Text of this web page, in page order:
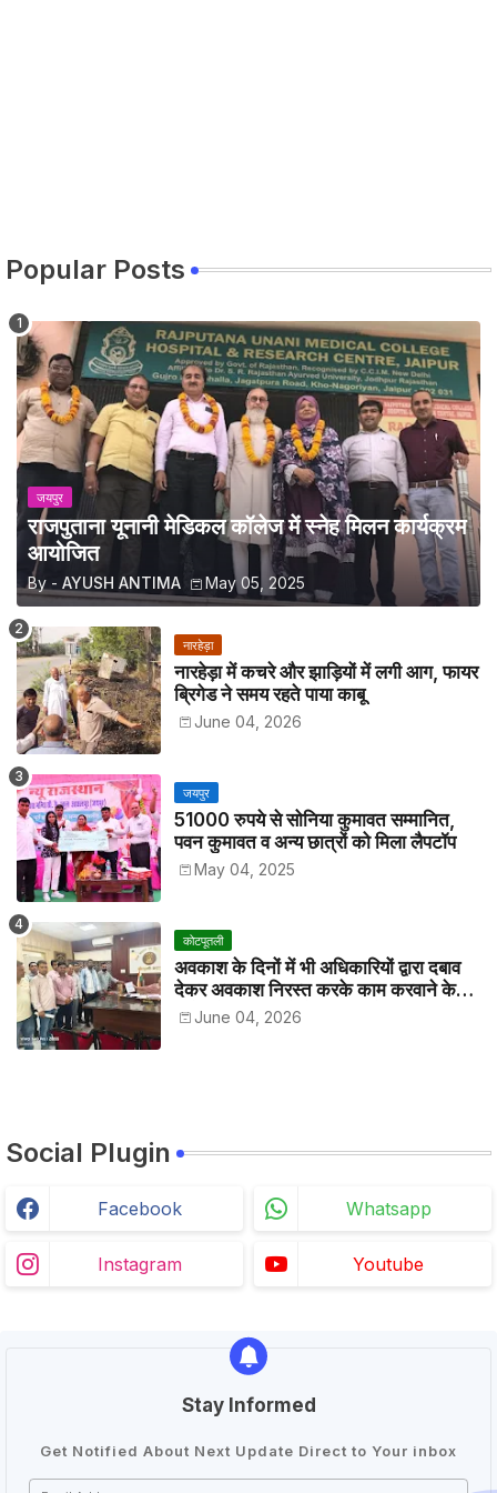
Popular Posts
जयपुर
राजपुताना यूनानी मेडिकल कॉलेज में स्नेह मिलन कार्यक्रम
आयोजित
By - AYUSH ANTIMA May 05, 2025
नारहेड़ा
नारहेड़ा में कचरे और झाड़ियों में लगी आग, फायर
ब्रिगेड ने समय रहते पाया काबू
June 04, 2026
जयपुर
51000 रुपये से सोनिया कुमावत सम्मानित,
पवन कुमावत व अन्य छात्रों को मिला लैपटॉप
May 04, 2025
कोटपूतली
अवकाश के दिनों में भी अधिकारियों द्वारा दबाव
देकर अवकाश निरस्त करके काम करवाने के
विरोध में कर्मचारियों ने जिला कलेक्टर को सीएस
के नाम दिया ज्ञापन
June 04, 2026
Social Plugin
Facebook Whatsapp
Instagram Youtube
Stay Informed
Get Notified About Next Update Direct to Your inbox